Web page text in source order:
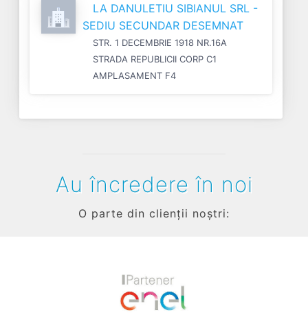
LA DANULETIU SIBIANUL SRL -
SEDIU SECUNDAR DESEMNAT
STR. 1 DECEMBRIE 1918 NR.16A
STRADA REPUBLICII CORP C1
AMPLASAMENT F4
Au încredere în noi
O parte din clienții noștri: